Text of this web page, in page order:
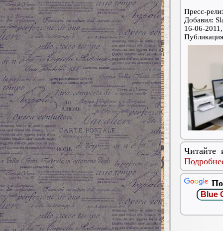
Пресс-
Добавил:
16-06-
Читайте